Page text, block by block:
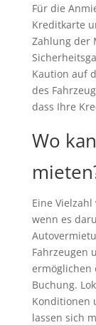
Für die
Kreditkarte
Zahlung der
Kaution auf
des
dass Ihre
Wo
Eine
wenn es
Fahrzeugen
ermöglichen
Buchung.
Konditionen
lassen sich